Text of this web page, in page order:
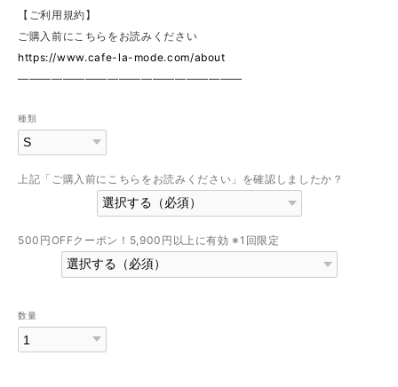
【ご利用規約】
ご購入前にこちらをお読みください
https://www.cafe-la-mode.com/about
————————————————————
種類
上記「ご購入前にこちらをお読みください」を確認しましたか？
500円OFFクーポン！5,900円以上に有効 ※1回限定
数量